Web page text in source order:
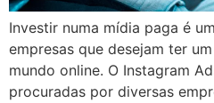
Investir numa mídia paga é
empresas que desejam ter
mundo online. O Instagram
procuradas por diversas